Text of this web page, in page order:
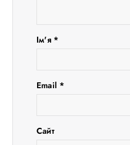
Ім'я *
Email *
Сайт